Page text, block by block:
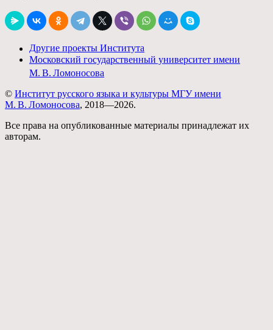
Другие проекты Института
Московский государственный университет имени
М. В. Ломоносова
© Институт русского языка и культуры МГУ имени
М. В. Ломоносова, 2018—2026.
Все права на опубликованные материалы принадлежат их
авторам.